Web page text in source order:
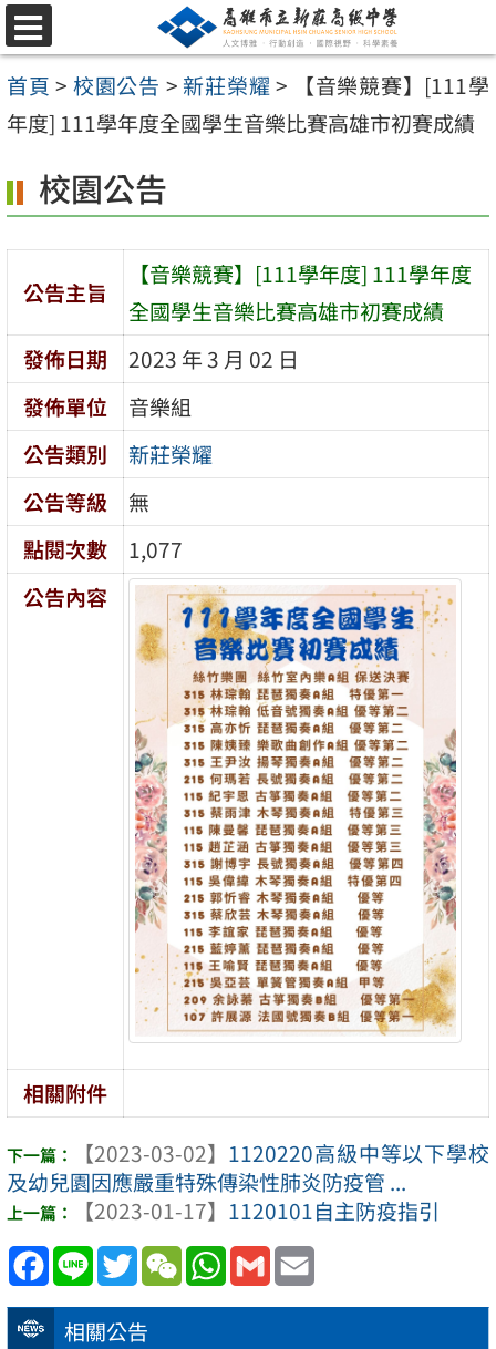
跳
至
主
要
容
區
選
單
首頁 > 校園公告 > 新莊榮耀 >
【音樂競賽】[111學
年度] 111學年度全國學生音樂比賽高雄市初賽成績
相關公告
校園公告
公告主旨
【音樂競賽】[111學年度] 111學年度
全國學生音樂比賽高雄市初賽成績
發佈日期
2023 年 3 月 02 日
發佈單位
音樂組
公告類別
新莊榮耀
公告等級
無
點閱次數
1,077
公告內容
相關附件
【2023-03-02】 1120220高級中等以下學校
及幼兒園因應嚴重特殊傳染性肺炎防疫管 ...
【2023-01-17】 1120101自主防疫指引
Facebook
Line TwitterWeChatWhatsApp
Gmail